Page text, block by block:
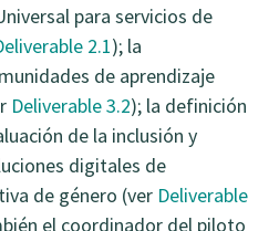
para servicios de
2.1); la
de aprendizaje
Deliverable 3.2); la definición
de la inclusión y
digitales de
de género (ver Deliverable
el coordinador del piloto